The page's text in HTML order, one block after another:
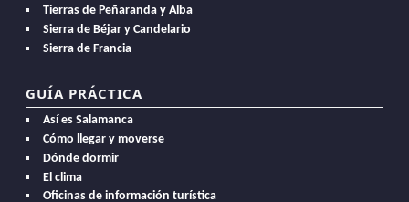
Tierras de Peñaranda y Alba
Sierra de Béjar y Candelario
Sierra de Francia
GUÍA PRÁCTICA
Así es Salamanca
Cómo llegar y moverse
Dónde dormir
El clima
Oficinas de información turística